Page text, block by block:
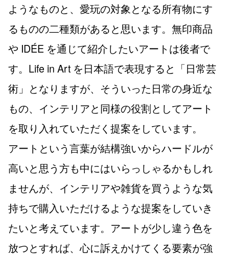
ようなものと、愛玩の対象となる所有物にす
るものの二種類があると思います。無印商品
や IDÉE を通じて紹介したいアートは後者で
す。Life in Art を日本語で表現すると「日常芸
術」となりますが、そういった日常の身近な
もの、インテリアと同様の役割としてアート
を取り入れていただく提案をしています。
アートという言葉が結構強いからハードルが
高いと思う方も中にはいらっしゃるかもしれ
ませんが、インテリアや雑貨を買うような気
持ちで購入いただけるような提案をしていき
たいと考えています。アートが少し違う色を
放つとすれば、心に訴えかけてくる要素が強